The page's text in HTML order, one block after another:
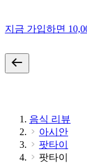
지금 가입하면
음식 리뷰
아시안
팟타이
팟타이